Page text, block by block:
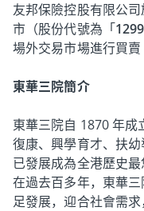
友邦保險控股有限公
市（股份代號為「1299
場外交易市場進行買賣
東華三院簡介
東華三院自 1870 年
復康、興學育才、扶幼
已發展成為全港歷史最
在過去百多年，東華
足發展，迎合社會需